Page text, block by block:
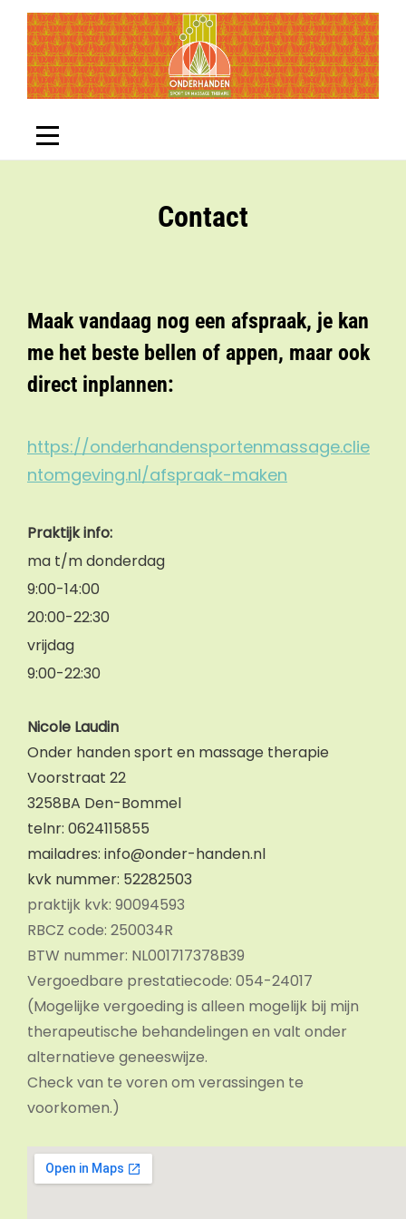
Skip
content
Contact
Maak vandaag nog een afspraak, je kan
me het beste bellen of appen, maar ook
direct inplannen:
https://onderhandensportenmassage.clie
ntomgeving.nl/afspraak-maken
Praktijk info:
ma t/m donderdag
9:00-14:00
20:00-22:30
vrijdag
9:00-22:30
Nicole Laudin
Onder handen sport en massage therapie
Voorstraat 22
3258BA Den-Bommel
telnr: 0624115855
mailadres: info@onder-handen.nl
kvk nummer: 52282503
praktijk kvk: 90094593
RBCZ code: 250034R
BTW nummer: NL001717378B39
Vergoedbare prestatiecode: 054-24017
(Mogelijke vergoeding is alleen mogelijk bij mijn
therapeutische behandelingen en valt onder
alternatieve geneeswijze.
Check van te voren om verassingen te
voorkomen.)